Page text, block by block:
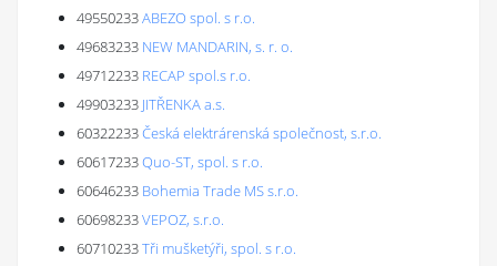
49550233ABEZO spol. s r.o.
49683233 NEW MANDARIN, s. r. o.
49712233 RECAP spol.s r.o.
49903233 JITŘENKA a.s.
60322233Česká elektrárenská společnost, s.r.o.
60617233Quo-ST, spol. s r.o.
60646233 Bohemia Trade MS s.r.o.
60698233VEPOZ, s.r.o.
60710233Tři mušketýři, spol. s r.o.